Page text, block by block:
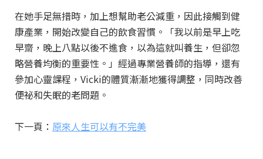
在她手足無措時，加上想幫助老公減重，因此接觸到健
康產業，開始改變自己的飲食習慣。「我以前是早上吃
早齋，晚上八點以後不進食，以為這就叫養生，但卻忽
略營養均衡的重要性。」經過專業營養師的指導，還有
參加心靈課程，Vicki的體質漸漸地獲得調整，同時改善
便祕和失眠的老問題。
下一頁： 原來人生可以有不完美